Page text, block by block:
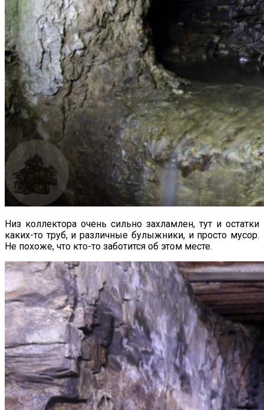
Низ коллектора очень сильно захламлен, тут и остатки
каких-то труб, и различные булыжники, и просто мусор.
Не похоже, что кто-то заботится об этом месте.